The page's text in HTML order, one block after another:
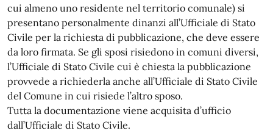
cui almeno uno residente nel territorio comunale) si
presentano personalmente dinanzi all’Ufficiale di Stato
Civile per la richiesta di pubblicazione, che deve essere
da loro firmata. Se gli sposi risiedono in comuni diversi,
l’Ufficiale di Stato Civile cui è chiesta la pubblicazione
provvede a richiederla anche all’Ufficiale di Stato Civile
del Comune in cui risiede l’altro sposo.
Tutta la documentazione viene acquisita d’ufficio
dall’Ufficiale di Stato Civile.